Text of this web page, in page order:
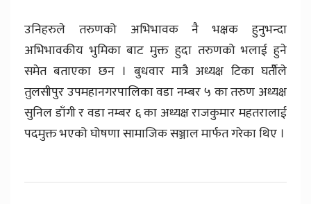
उनिहरुले तरुणको अभिभावक नै भक्षक हुनुभन्दा
अभिभावकीय भुमिका बाट मुक्त हुदा तरुणको भलाई हुने
समेत बताएका छन । बुधवार मात्रै अध्यक्ष टिका घर्तीेले
तुलसीपुर उपमहानगरपालिका वडा नम्बर ५ का तरुण अध्यक्ष
सुनिल डाँगी र वडा नम्बर ६ का अध्यक्ष राजकुमार महतरालाई
पदमुक्त भएको घोषणा सामाजिक सञ्जाल मार्फत गरेका थिए ।